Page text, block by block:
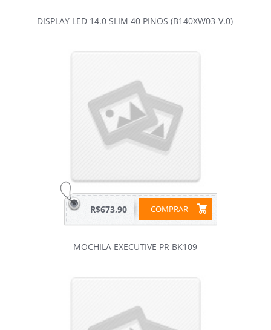
DISPLAY LED 14.0 SLIM 40 PINOS (B140XW03-V.0)
COMPRAR
R$673,90
MOCHILA EXECUTIVE PR BK109